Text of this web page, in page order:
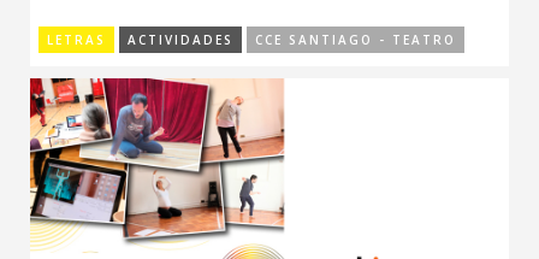
LETRAS ACTIVIDADES CCE SANTIAGO - TEATRO